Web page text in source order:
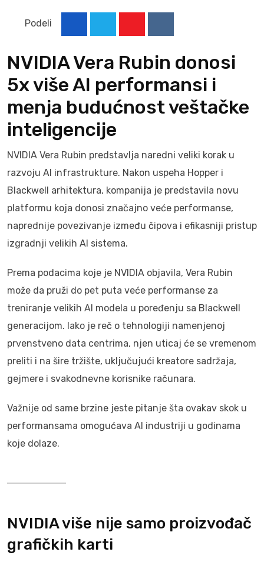
Podeli
NVIDIA Vera Rubin donosi
5x više AI performansi i
menja budućnost veštačke
inteligencije
NVIDIA Vera Rubin predstavlja naredni veliki korak u
razvoju AI infrastrukture. Nakon uspeha Hopper i
Blackwell arhitektura, kompanija je predstavila novu
platformu koja donosi značajno veće performanse,
naprednije povezivanje između čipova i efikasniji pristup
izgradnji velikih AI sistema.
Prema podacima koje je NVIDIA objavila, Vera Rubin
može da pruži do pet puta veće performanse za
treniranje velikih AI modela u poređenju sa Blackwell
generacijom. Iako je reč o tehnologiji namenjenoj
prvenstveno data centrima, njen uticaj će se vremenom
preliti i na šire tržište, uključujući kreatore sadržaja,
gejmere i svakodnevne korisnike računara.
Važnije od same brzine jeste pitanje šta ovakav skok u
performansama omogućava AI industriji u godinama
koje dolaze.
NVIDIA više nije samo proizvođač
grafičkih karti